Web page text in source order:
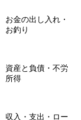
お金の出し入れ・
お釣り
資産と負債・不労
所得
収入・支出・ロー